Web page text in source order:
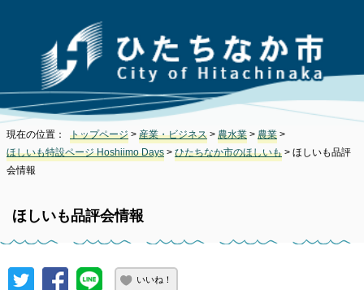
現在の位置： トップページ > 産業・ビジネス > 農水業 > 農業 >
ほしいも特設ページ Hoshiimo Days > ひたちなか市のほしいも > ほしいも品評
会情報
ほしいも品評会情報
いいね！